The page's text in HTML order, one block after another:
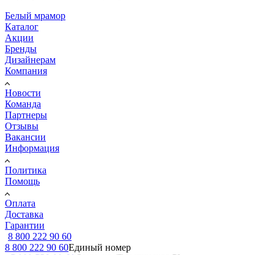
Белый мрамор
Каталог
Акции
Бренды
Дизайнерам
Компания
Новости
Команда
Партнеры
Отзывы
Вакансии
Информация
Политика
Помощь
Оплата
Доставка
Гарантии
8 800 222 90 60
8 800 222 90 60Единый номер